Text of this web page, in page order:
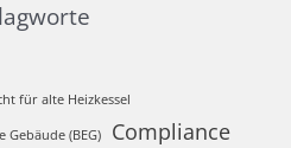
für alte Heizkessel
(BEG) Compliance